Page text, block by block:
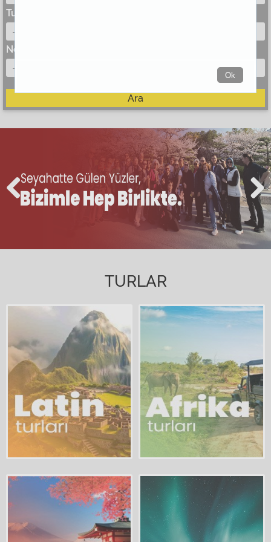
Tur Bölgesi
-----
Ne Zaman
-----
Ara
Previous Next
TURLAR
Ok